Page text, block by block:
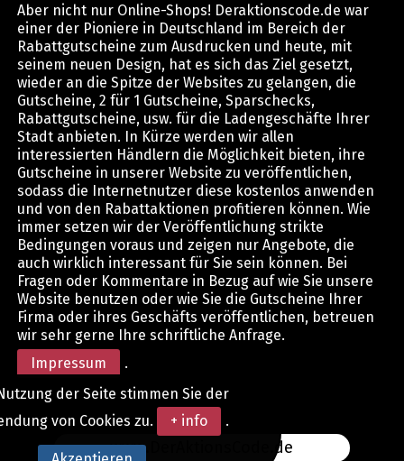
Aber nicht nur Online-Shops! Deraktionscode.de war
einer der Pioniere in Deutschland im Bereich der
Rabattgutscheine zum Ausdrucken und heute, mit
seinem neuen Design, hat es sich das Ziel gesetzt,
wieder an die Spitze der Websites zu gelangen, die
Gutscheine, 2 für 1 Gutscheine, Sparschecks,
Rabattgutscheine, usw. für die Ladengeschäfte Ihrer
Stadt anbieten. In Kürze werden wir allen
interessierten Händlern die Möglichkeit bieten, ihre
Gutscheine in unserer Website zu veröffentlichen,
sodass die Internetnutzer diese kostenlos anwenden
und von den Rabattaktionen profitieren können. Wie
immer setzen wir der Veröffentlichung strikte
Bedingungen voraus und zeigen nur Angebote, die
auch wirklich interessant für Sie sein können. Bei
Fragen oder Kommentare in Bezug auf wie Sie unsere
Website benutzen oder wie Sie die Gutscheine Ihrer
Firma oder ihres Geschäfts veröffentlichen, betreuen
wir sehr gerne Ihre schriftliche Anfrage.
Impressum
.
www.DerAktionsCode.de
der Seite stimmen Sie der
von Cookies zu.
+ info .